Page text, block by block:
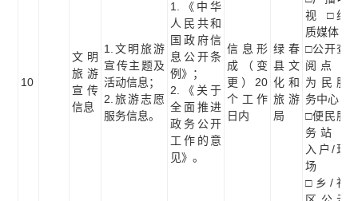
10
文明
旅游
宣传
信息
1.文明旅游
宣传主题及
活动信息；
2.旅游志愿
服务信息。
1.《中华
人民共和
国政府信
息公开条
例》；
2.《关于
全面推进
政务公开
工作的意
见》。
信息形
成（变
更）20
个工作
日内
绿春
县文
化和
旅游
局
视 □纸
质媒体
□公开查
阅点 □
为民服
务中心
□便民服
务站 □
入户/现
场
□乡/社